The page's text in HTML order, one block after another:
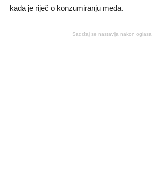
kada je riječ o konzumiranju meda.
Sadržaj se nastavlja nakon oglasa